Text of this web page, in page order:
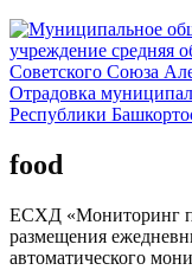
food
ЕСХД «Мониторинг
размещения
автоматического